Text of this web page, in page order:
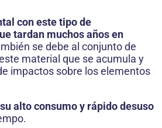
con este tipo de
tardan muchos años en
se debe al conjunto de
material que se acumula y
impactos sobre los elementos
alto consumo y rápido desuso